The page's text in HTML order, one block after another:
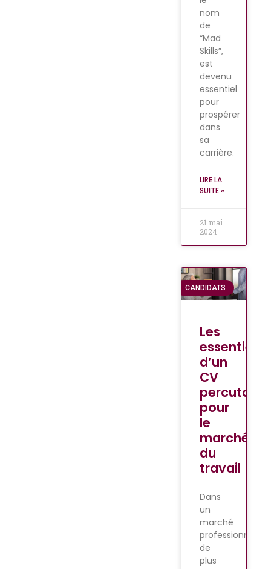
nom
de
“Mad
Skills”,
est
devenu
essentiel
pour
prospérer
dans
sa
carrière.
LIRE LA
SUITE »
21 mai
2024
CANDIDATS
Les
essentiels
d’un
CV
percutant
pour
le
marché
du
travail
Dans
un
marché
professionnel
de
plus